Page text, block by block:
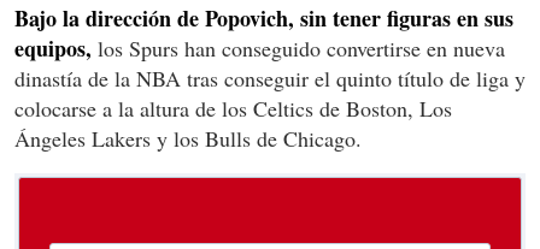
Bajo la dirección de Popovich, sin tener figuras en sus
equipos, los Spurs han conseguido convertirse en nueva
dinastía de la NBA tras conseguir el quinto título de liga y
colocarse a la altura de los Celtics de Boston, Los
Ángeles Lakers y los Bulls de Chicago.